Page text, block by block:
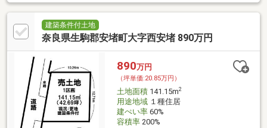
建築条件付土地
奈良県生駒郡安堵町大字西安堵 890万円
890万円
（坪単価:20.85万円）
土地面積141.15m2
用途地域１種住居
建ぺい率60%
容積率200%